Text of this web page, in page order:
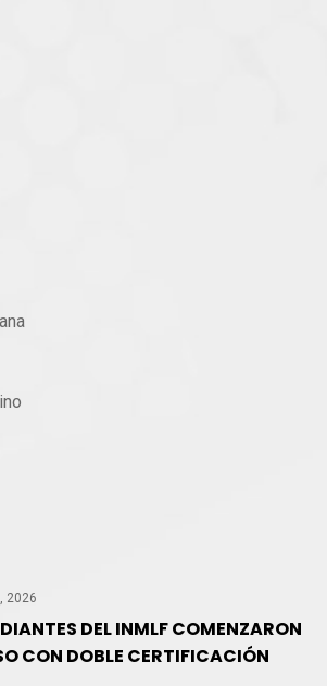
2026
DEL INMLF COMENZARON
CON DOBLE CERTIFICACIÓN